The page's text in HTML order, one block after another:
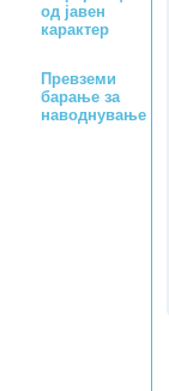
од јавен
карактер
Превземи
барање за
наводнување